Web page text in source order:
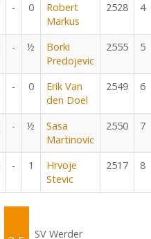
- 0
Robert
Markus
2528 4
- ½
Borki
Predojevic
2555 5
- 0
Erik Van
den Doel
2549 6
- ½
Sasa
Martinovic
2550 7
- 1
Hrvoje
Stevic
2517 8
SV Werder